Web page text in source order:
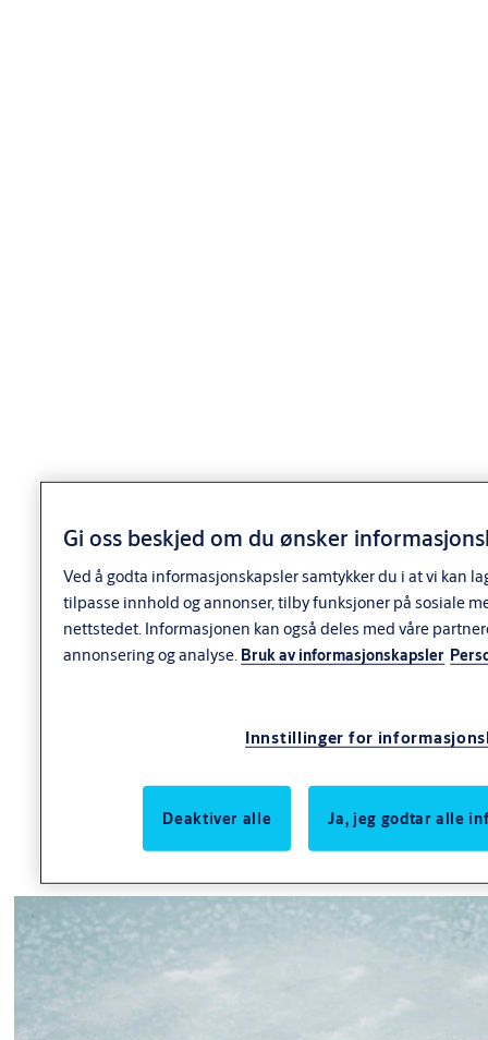
Diameter 53 mm. Passer for dørtykkelse 40 - 50 mm.
Leveres i par med 2 stk. M4 x 75 mm skruer samt medbringer.
Utførelse
Børstet, rustfritt stål, AISI 316L.
Varianter
Gi oss beskjed om du ønsker
Ved å godta informasjonskapsler samtykker du i at vi kan
tilpasse innhold og annonser, tilby funksjoner på sosiale
nettstedet. Informasjonen kan også deles med våre
annonsering og analyse. Bruk av informasjonskapsler
Innstillinger for
Deaktiver alle Ja, jeg godtar alle